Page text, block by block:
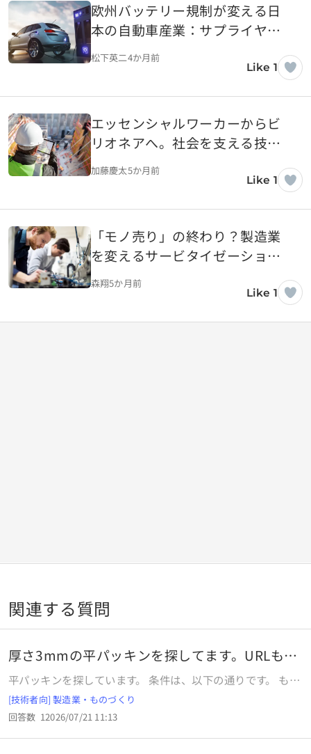
欧州バッテリー規制が変える日
本の自動車産業：サプライヤー
に求められる対応とは
松下英二4か月前
Like 1
エッセンシャルワーカーからビ
リオネアへ。社会を支える技術
の対価とは
加藤慶太5か月前
Like 1
「モノ売り」の終わり？製造業
を変えるサービタイゼーション
という革命
森翔5か月前
Like 1
関連する質問
厚さ3mmの平パッキンを探してます。URLも教
えて
平パッキンを探しています。 条件は、以下の通りです。 もし
あれば、URLも含め教えていただけないでしょうか？ 厚
[技術者向] 製造業・ものづくり
回答数 12026/07/21 11:13